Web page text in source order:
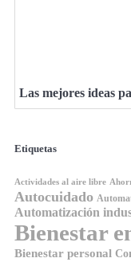
Las mejores ideas
Etiquetas
Actividades al aire libre
Autocuidado
Automatización
Bienestar
Bienestar personal